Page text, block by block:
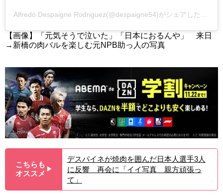
【画像】「元気そうで泣いた」「日本におるんや」 来日
→新橋の肉バルを楽しむ元NPB助っ人の写真
こちらも
オススメ ▶︎
デスパイネが焼肉を囲んだ日本人選手3人
に反響 再会に「イイ写真 親方頑張っ
て」